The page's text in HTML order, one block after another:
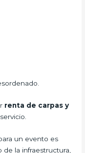
renta de carpas y
un evento es
la infraestructura,